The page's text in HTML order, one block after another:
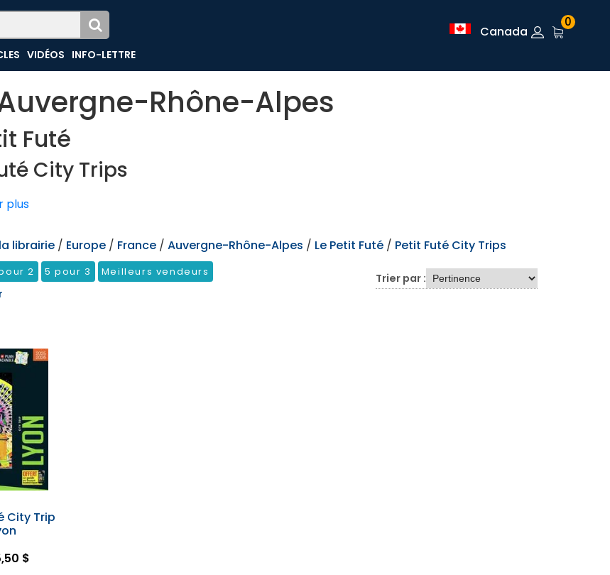
VIDÉOS INFO-LETTRE
Canada
0
Rhône-Alpes
Futé
City Trips
plus
librairie / Europe / France / Auvergne-Rhône-Alpes / Le Petit Futé / Petit Futé City Trips
2 5 pour 3 Meilleurs vendeurs Trier par :
City Trip
$